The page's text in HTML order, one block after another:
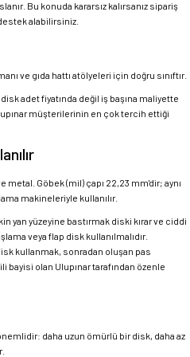
Bu konuda kararsız kalırsanız sipariş
alabilirsiniz.
ve gıda hattı atölyeleri için doğru sınıftır.
adet fiyatında değil iş başına maliyette
müşterilerinin en çok tercih ettiği
Göbek (mil) çapı 22,23 mm'dir; aynı
makineleriyle kullanılır.
yan yüzeyine bastırmak diski kırar ve ciddi
veya flap disk kullanılmalıdır.
kullanmak, sonradan oluşan pas
olan Ulupınar tarafından özenle
daha uzun ömürlü bir disk, daha az